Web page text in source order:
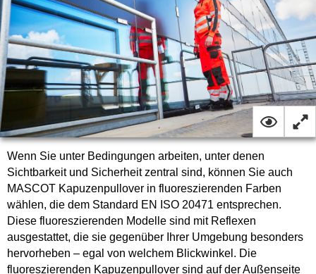
Wenn Sie unter Bedingungen arbeiten, unter denen
Sichtbarkeit und Sicherheit zentral sind, können Sie auch
MASCOT Kapuzenpullover in fluoreszierenden Farben
wählen, die dem Standard EN ISO 20471 entsprechen.
Diese fluoreszierenden Modelle sind mit Reflexen
ausgestattet, die sie gegenüber Ihrer Umgebung besonders
hervorheben – egal von welchem Blickwinkel. Die
fluoreszierenden Kapuzenpullover sind auf der Außenseite